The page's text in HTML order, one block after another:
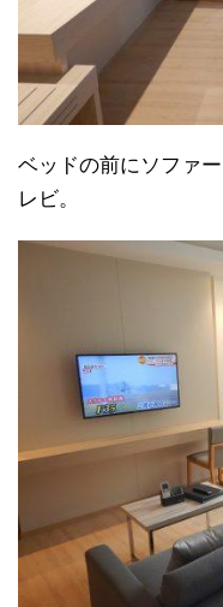
ベッドの前にソファ
レビ。